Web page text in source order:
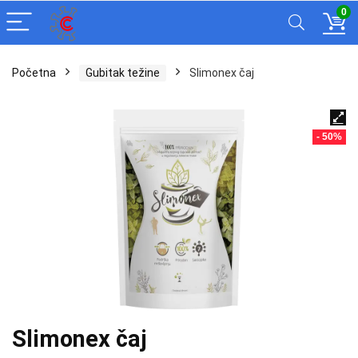
0
Početna Gubitak težine Slimonex čaj
- 50%
Slimonex čaj